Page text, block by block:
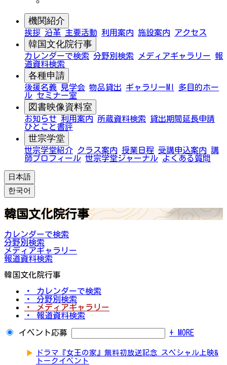
機関紹介
挨拶 沿革 主要活動 利用案内 施設案内 アクセス
韓国文化院行事
カレンダーで検索 分野別検索 メディアギャラリー 報
道資料検索
各種申請
後援名義 見学会 物品貸出 ギャラリーMI
多目的ホー
ル セミナー室
図書映像資料室
お知らせ 利用案内 所蔵資料検索
貸出期間延長申請
ひとこと書評
世宗学堂
世宗学堂紹介 クラス案内 授業日程 受講申込案内 講
師プロフィール 世宗学堂ジャーナル よくある質問
日本語
한국어
韓国文化院行事
カレンダーで検索
分野別検索
メディアギャラリー
報道資料検索
韓国文化院行事
・ カレンダーで検索
・ 分野別検索
・ メディアギャラリー
・ 報道資料検索
イベント応募 + MORE
▶
ドラマ『女王の家』無料初放送記念 スペシャル上映&
トークイベント